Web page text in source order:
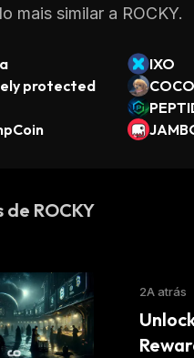
mais similar a ROCKY.
IXO
protected
COCO
ROCKY
2A atrás